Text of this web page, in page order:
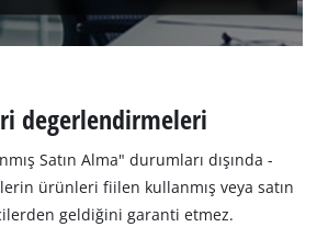
degerlendirmeleri
Satın Alma" durumları dışında -
ürünleri fiilen kullanmış veya satın
geldiğini garanti etmez.